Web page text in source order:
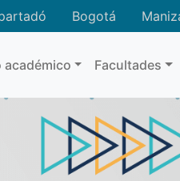
Bogotá
académico Facultades